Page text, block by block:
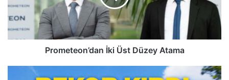
Prometeon’dan İki Üst Düzey Atama